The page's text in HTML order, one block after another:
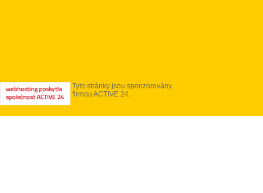
Tyto stránky jsou sponzorovány
firmou ACTIVE 24.